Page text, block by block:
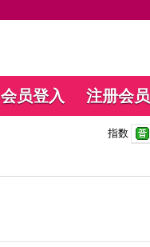
会员登入 注册会员
指数